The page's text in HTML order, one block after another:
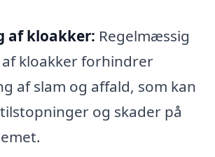
af kloakker: Regelmæssig
kloakker forhindrer
af slam og affald, som kan
og skader på